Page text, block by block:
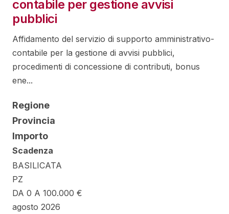
contabile per gestione avvisi
pubblici
Affidamento del servizio di supporto amministrativo-
contabile per la gestione di avvisi pubblici,
procedimenti di concessione di contributi, bonus
ene...
Regione
Provincia
Importo
Scadenza
BASILICATA
PZ
DA 0 A 100.000 €
agosto 2026